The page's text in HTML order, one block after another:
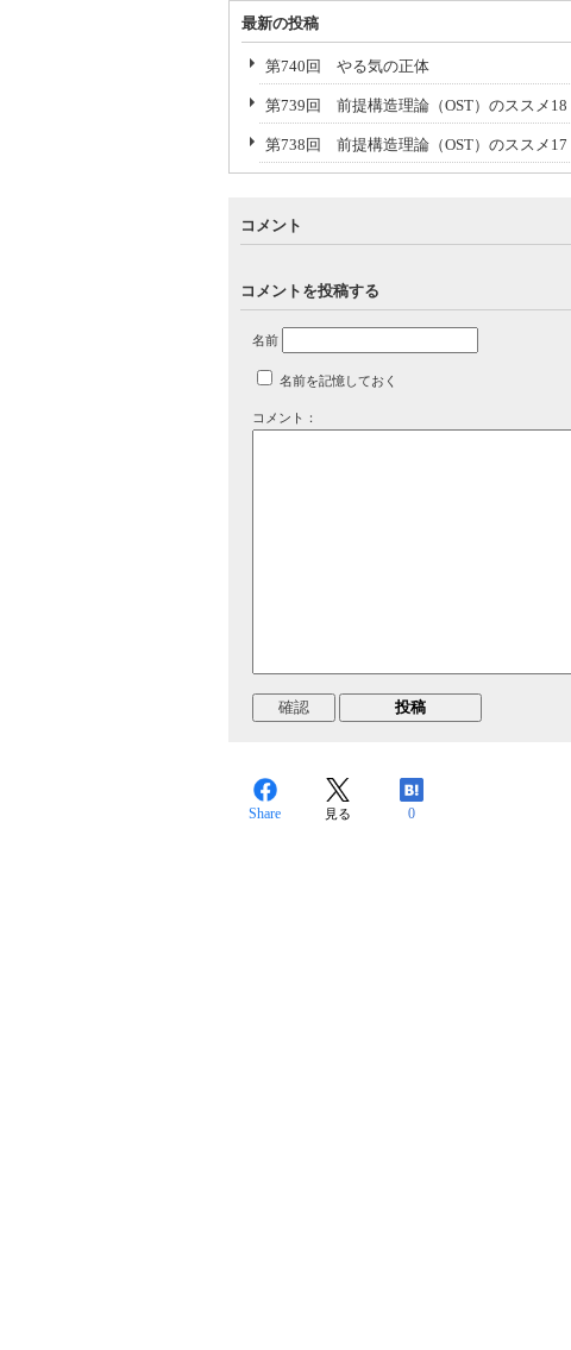
最新の投稿
第740回 やる気の正体
第739回 前提構造理論（OST）のススメ18
第738回 前提構造理論（OST）のススメ17
コメント
コメントを投稿する
名前
名前を記憶しておく
コメント：
Share 見る 0